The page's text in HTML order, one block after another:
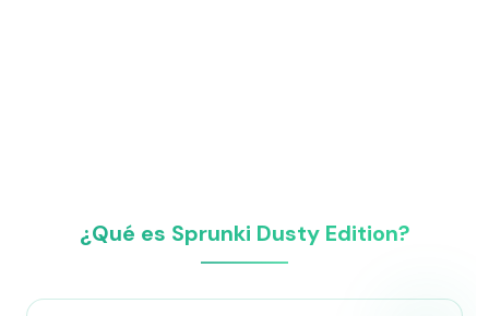
¿Qué es Sprunki Dusty Edition?